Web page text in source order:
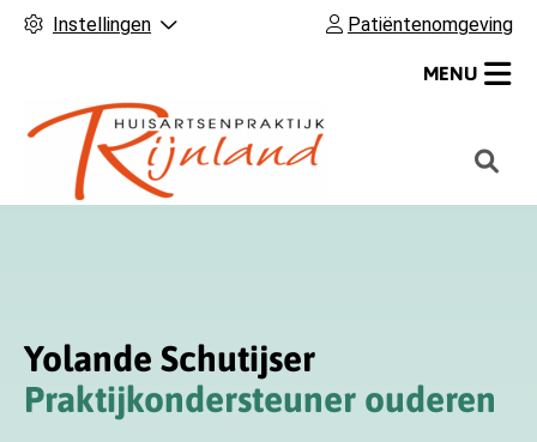
Instellingen Patiëntenomgeving
H
o
n
u
MENU
Yolande Schutijser
Praktijkondersteuner ouderen